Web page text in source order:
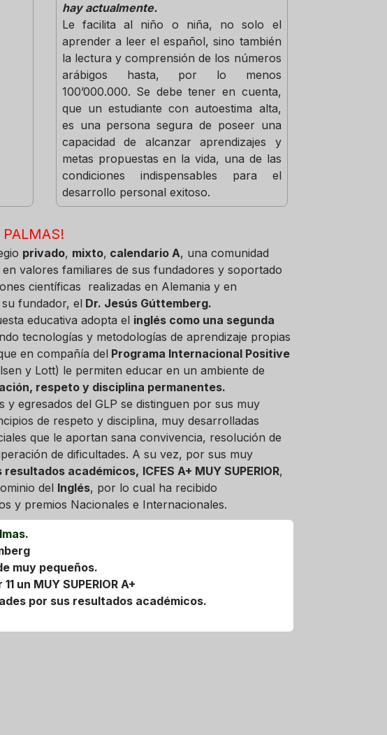
hay actualmente.
Le facilita al niño o niña, no solo el
aprender a leer el español, sino también
la lectura y comprensión de los números
arábigos hasta, por lo menos
100’000.000. Se debe tener en cuenta,
que un estudiante con autoestima alta,
es una persona segura de poseer una
capacidad de alcanzar aprendizajes y
metas propuestas en la vida, una de las
condiciones indispensables para el
desarrollo personal exitoso.
privado, mixto, calendario A, una comunidad
valores familiares de sus fundadores y soportado
científicas realizadas en Alemania y en
fundador, el Dr. Jesús Gúttemberg.
educativa adopta el inglés como una segunda
tecnologías y metodologías de aprendizaje propias
en compañía del Programa Internacional Positive
y Lott) le permiten educar en un ambiente de
respeto y disciplina permanentes.
y egresados del GLP se distinguen por sus muy
de respeto y disciplina, muy desarrolladas
que le aportan sana convivencia, resolución de
de dificultades. A su vez, por sus muy
académicos, ICFES A+ MUY SUPERIOR,
del Inglés, por lo cual ha recibido
y premios Nacionales e Internacionales.
muy pequeños.
un MUY SUPERIOR A+
por sus resultados académicos.